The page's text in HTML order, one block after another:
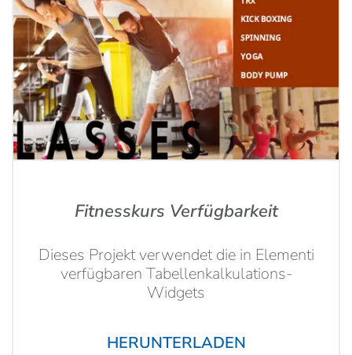
Fitnesskurs Verfügbarkeit
Dieses Projekt verwendet die in Elementi
verfügbaren Tabellenkalkulations-
Widgets
HERUNTERLADEN